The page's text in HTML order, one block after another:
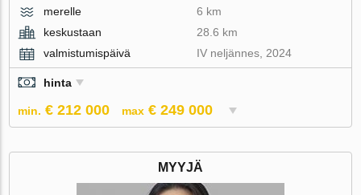
merelle
6 km
keskustaan
28.6 km
valmistumispäivä
IV neljännes, 2024
hinta
min. € 212 000 max € 249 000
MYYJÄ